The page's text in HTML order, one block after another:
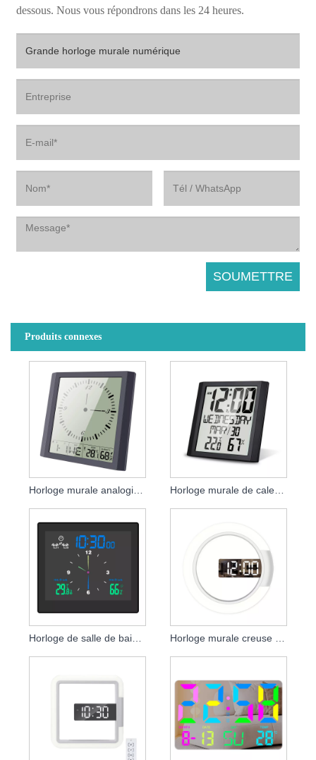
dessous. Nous vous répondrons dans les 24 heures.
Produits connexes
Horloge murale analogique de la semaine de la température et de l'humidité de 8,6 pouces
Horloge de salle de bain compte à rebours étanche